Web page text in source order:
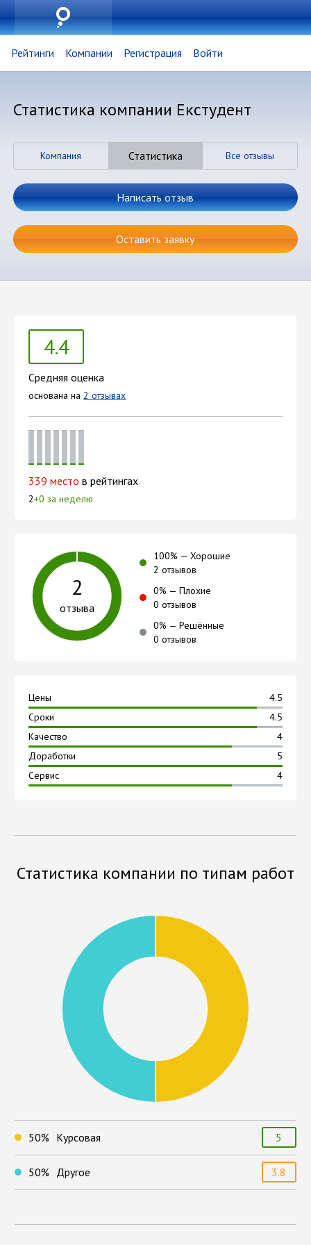
Рейтинги Компании Регистрация Войти
Статистика компании Екстудент
Компания Статистика Все отзывы
Написать отзыв
Оставить заявку
4.4
Средняя оценка
основана на2 отзывах
339 место в рейтингах
2+0 за неделю
2
отзыва
100% —Хорошие
2 отзывов
0% —Плохие
0 отзывов
0% —Решённые
0 отзывов
Цены
4.5
Сроки
4.5
Качество
4
Доработки
5
Сервис
4
Статистика компании по типам работ
50% Курсовая 5
50% Другое 3.8